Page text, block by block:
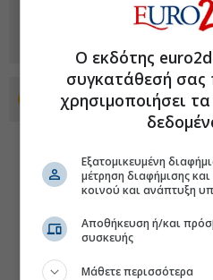
Προσθέστε το
Ο εκδότης
συγκατάθεσή σας
χρησιμοποιήσει
Εξατομικευμένη
μέτρηση διαφήμισης
κοινού και ανάπτυξη
Αποθήκευση ή/και
συσκευής
Μάθετε περισσότερα